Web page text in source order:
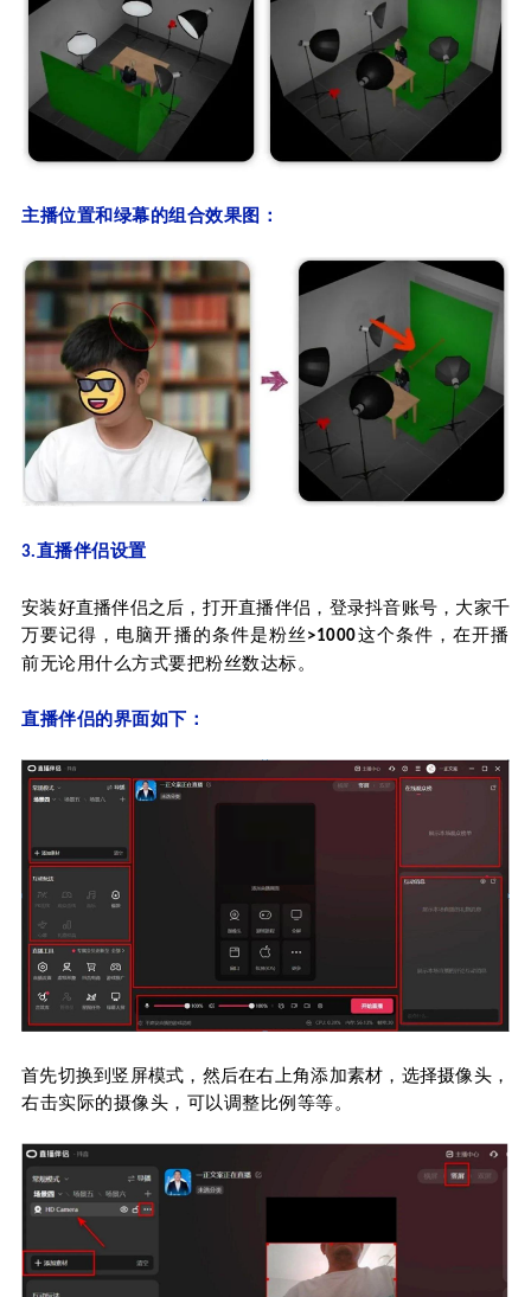
主播位置和绿幕的组合效果图：
3.直播伴侣设置
安装好直播伴侣之后，打开直播伴侣，登录抖音账号，大家千
万要记得，电脑开播的条件是粉丝 >1000这个条件，在开播
前无论用什么方式要把粉丝数达标。
直播伴侣的界面如下：
首先切换到竖屏模式，然后在右上角添加素材，选择摄像头，
右击实际的摄像头，可以调整比例等等。